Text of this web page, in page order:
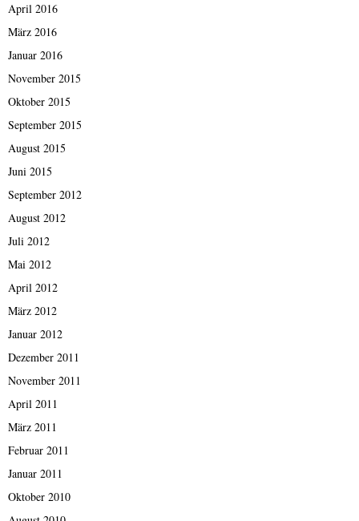
April 2016
März 2016
Januar 2016
November 2015
Oktober 2015
September 2015
August 2015
Juni 2015
September 2012
August 2012
Juli 2012
Mai 2012
April 2012
März 2012
Januar 2012
Dezember 2011
November 2011
April 2011
März 2011
Februar 2011
Januar 2011
Oktober 2010